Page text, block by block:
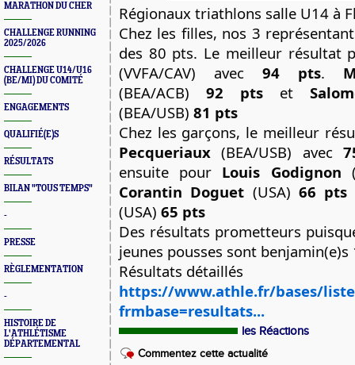
MARATHON DU CHER
CHALLENGE RUNNING
2025/2026
CHALLENGE U14/U16
(BE/MI) DU COMITÉ
ENGAGEMENTS
QUALIFIÉ(E)S
RÉSULTATS
BILAN "TOUS TEMPS"
-
PRESSE
RÈGLEMENTATION
-
HISTOIRE DE
L'ATHLÉTISME
DÉPARTEMENTAL
Régionaux triathlons salle U14 à
Chez les filles, nos 3
des 80 pts. Le meilleur résultat
(VVFA/CAV) avec 94 pts.
(BEA/ACB) 92 pts et
(BEA/USB) 81 pts
Chez les garçons, le meilleur
Pecqueriaux (BEA/USB) avec
ensuite pour Louis Godignon
Corantin Doguet (USA) 66 pts
(USA) 65 pts
Des résultats prometteurs
jeunes pousses sont benjamin(e)s
Résultats détaillés
https://www.athle.fr/bases/
frmbase=resultats...
les Réactions
Commentez cette actualité